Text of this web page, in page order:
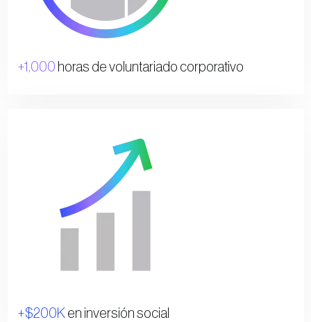
+1,000 horas de voluntariado corporativo
+$200Ken inversión social